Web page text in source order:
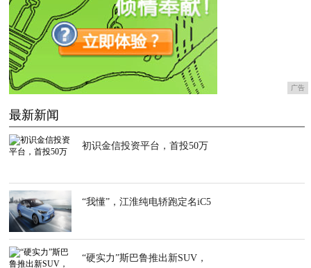
广告
最新新闻
初识金信投资平台，首投50万
“我懂”，江淮纯电轿跑定名iC5
“硬实力”斯巴鲁推出新SUV，